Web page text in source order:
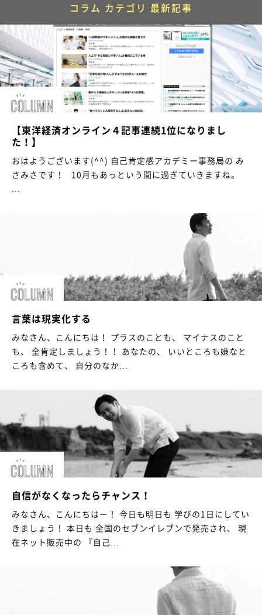
コラム カテゴリ 最新記事
【東洋経済オンライン４記事連続1位になりまし
た！】
おはようございます(^^) 自己肯定感アカデミー事務局の み
さみさです！ 10月もあっという間に過ぎていきますね。
...
言葉は現実化する
みなさん、こんにちは！ プラスのことも、 マイナスのこと
も、 全肯定しましょう！！ あなたの、 いいところも嫌なと
ころも含めて、 自分のなか...
自信がなくなったらチャンス！
みなさん、こんにちはー！ 今日も明日も 学びの1日にしてい
きましょう！ 本日も 全国のセブンイレブンで発売され、 現
在ネット販売中の 『自己...